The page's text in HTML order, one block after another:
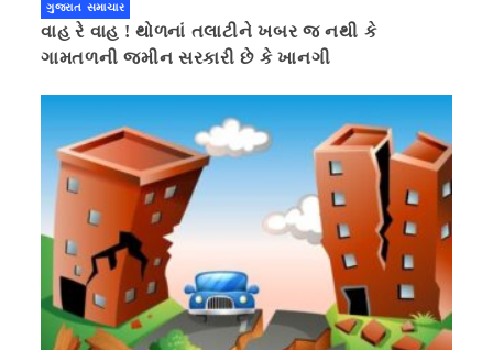
ગુજરાત સમાચાર
વાહ રે વાહ ! થોળનાં તલાટીને ખબર જ નથી કે
ગામતળની જમીન સરકારી છે કે ખાનગી